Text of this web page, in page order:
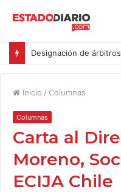
Inicio / Columnas
Columnas
Carta al
Moreno,
ECIJA Chile